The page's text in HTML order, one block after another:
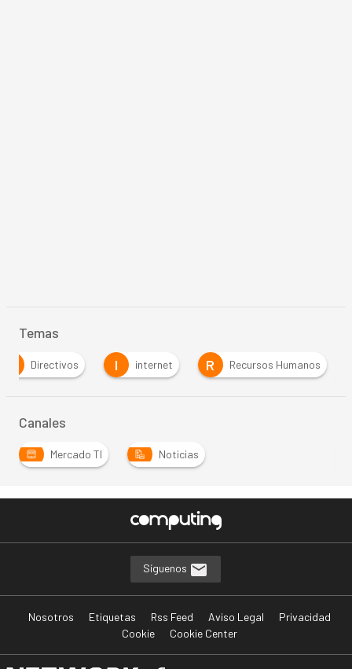
Temas
Directivos I internet R Recursos Humanos
Canales
Mercado TI Noticias
Síguenos
Nosotros Etiquetas Rss Feed Aviso Legal
Privacidad
Cookie
Cookie Center